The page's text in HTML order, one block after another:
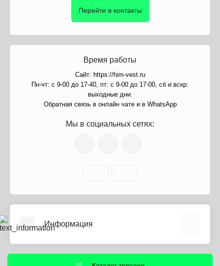
Перейти в контакты
Время работы
Сайт: https://him-vest.ru
Пн-чт: с 9-00 до 17-40, пт: с 9-00 до 17-00, сб и вскр:
выходные дни.
Обратная связь в онлайн чате и в WhatsApp
Мы в социальных сетях:
Информация